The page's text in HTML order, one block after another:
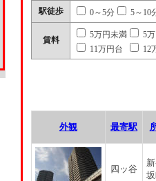
駅徒歩 0～5分 5～10
賃料
5万円未満
5
11万円台
12
外観 最寄駅
四ッ谷